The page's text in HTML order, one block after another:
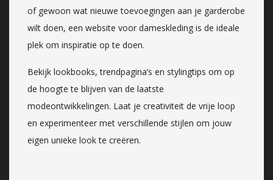
of gewoon wat nieuwe toevoegingen aan je garderobe
wilt doen, een website voor dameskleding is de ideale
plek om inspiratie op te doen.
Bekijk lookbooks, trendpagina’s en stylingtips om op
de hoogte te blijven van de laatste
modeontwikkelingen. Laat je creativiteit de vrije loop
en experimenteer met verschillende stijlen om jouw
eigen unieke look te creëren.